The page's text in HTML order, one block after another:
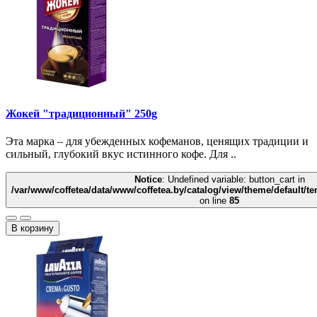
Жокей "традиционный" 250g
Эта марка – для убежденных кофеманов, ценящих традиции и
сильный, глубокий вкус истинного кофе. Для ..
Notice: Undefined variable: button_cart in
/var/www/coffetea/data/www/coffetea.by/catalog/view/theme/default/
on line 85
В корзину